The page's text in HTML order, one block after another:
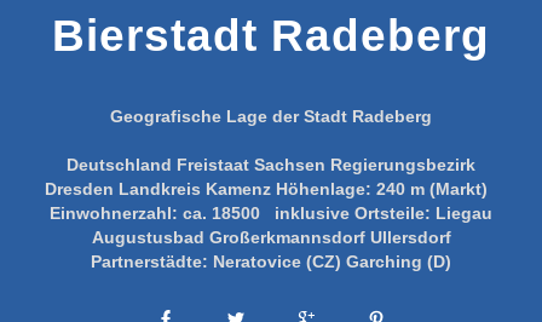
Bierstadt Radeberg
Geografische Lage der Stadt Radeberg
Deutschland Freistaat Sachsen Regierungsbezirk
Dresden Landkreis Kamenz Höhenlage: 240 m (Markt)
Einwohnerzahl: ca. 18500 inklusive Ortsteile: Liegau
Augustusbad Großerkmannsdorf Ullersdorf
Partnerstädte: Neratovice (CZ) Garching (D)